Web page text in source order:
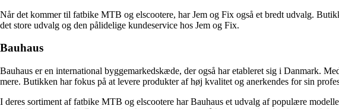
Når det kommer til fatbike MTB og elscootere, har Jem og Fix også et bredt udvalg.
det store udvalg og den pålidelige kundeservice hos Jem og Fix.
Bauhaus
Bauhaus er en international byggemarkedskæde, der også har etableret sig i Danmark.
mere. Butikken har fokus på at levere produkter af høj kvalitet og anerkendes for sin
I deres sortiment af fatbike MTB og elscootere har Bauhaus et udvalg af populære